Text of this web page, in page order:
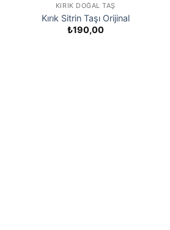
KIRIK DOĞAL TAŞ
Kırık Sitrin Taşı Orijinal
₺190,00